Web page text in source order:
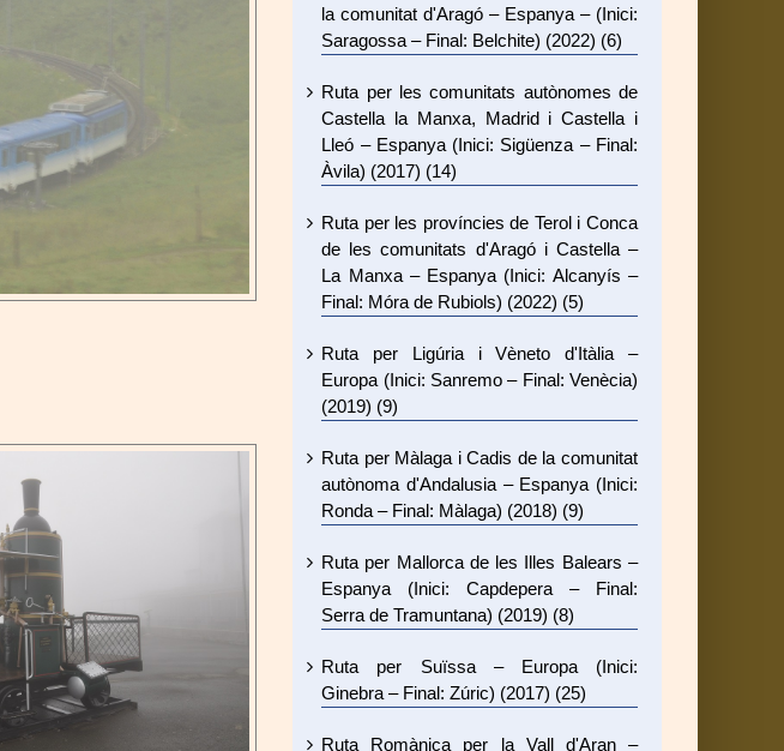
la comunitat d'Aragó – Espanya – (Inici:
Saragossa – Final: Belchite) (2022) (6)
Ruta per les comunitats autònomes de
Castella la Manxa, Madrid i Castella i
Lleó – Espanya (Inici: Sigüenza – Final:
Àvila) (2017) (14)
Ruta per les províncies de Terol i Conca
de les comunitats d'Aragó i Castella –
La Manxa – Espanya (Inici: Alcanyís –
Final: Móra de Rubiols) (2022) (5)
Ruta per Ligúria i Vèneto d'Itàlia –
Europa (Inici: Sanremo – Final: Venècia)
(2019) (9)
Ruta per Màlaga i Cadis de la comunitat
autònoma d'Andalusia – Espanya (Inici:
Ronda – Final: Màlaga) (2018) (9)
Ruta per Mallorca de les Illes Balears –
Espanya (Inici: Capdepera – Final:
Serra de Tramuntana) (2019) (8)
Ruta per Suïssa – Europa (Inici:
Ginebra – Final: Zúric) (2017) (25)
Ruta Romànica per la Vall d'Aran –